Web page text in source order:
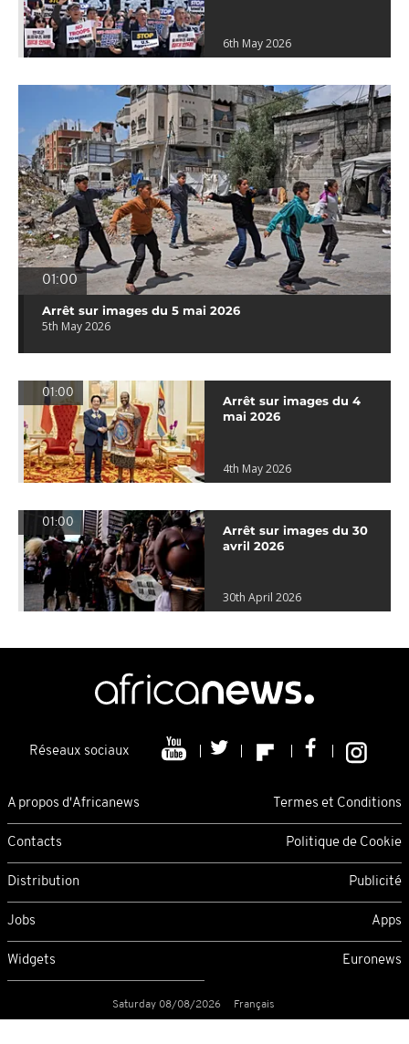
6th May 2026
01:00
Arrêt sur images du 5 mai 2026
5th May 2026
01:00
Arrêt sur images du 4
mai 2026
4th May 2026
01:00
Arrêt sur images du 30
avril 2026
30th April 2026
Réseaux sociaux
A propos d'Africanews Termes et Conditions
Contacts Politique de Cookie
Distribution Publicité
Jobs Apps
Widgets Euronews
Saturday 08/08/2026